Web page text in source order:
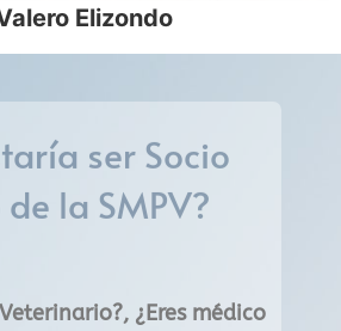
Elizondo
ser Socio
la SMPV?
¿Eres médico